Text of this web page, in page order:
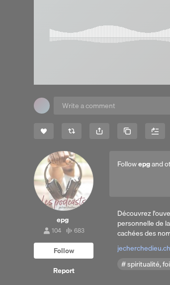
Copy Link
epg
104
followers
104 683
tracks
683
Follow
Report
Followepgand
Découvrez
personnelle de
cachées des